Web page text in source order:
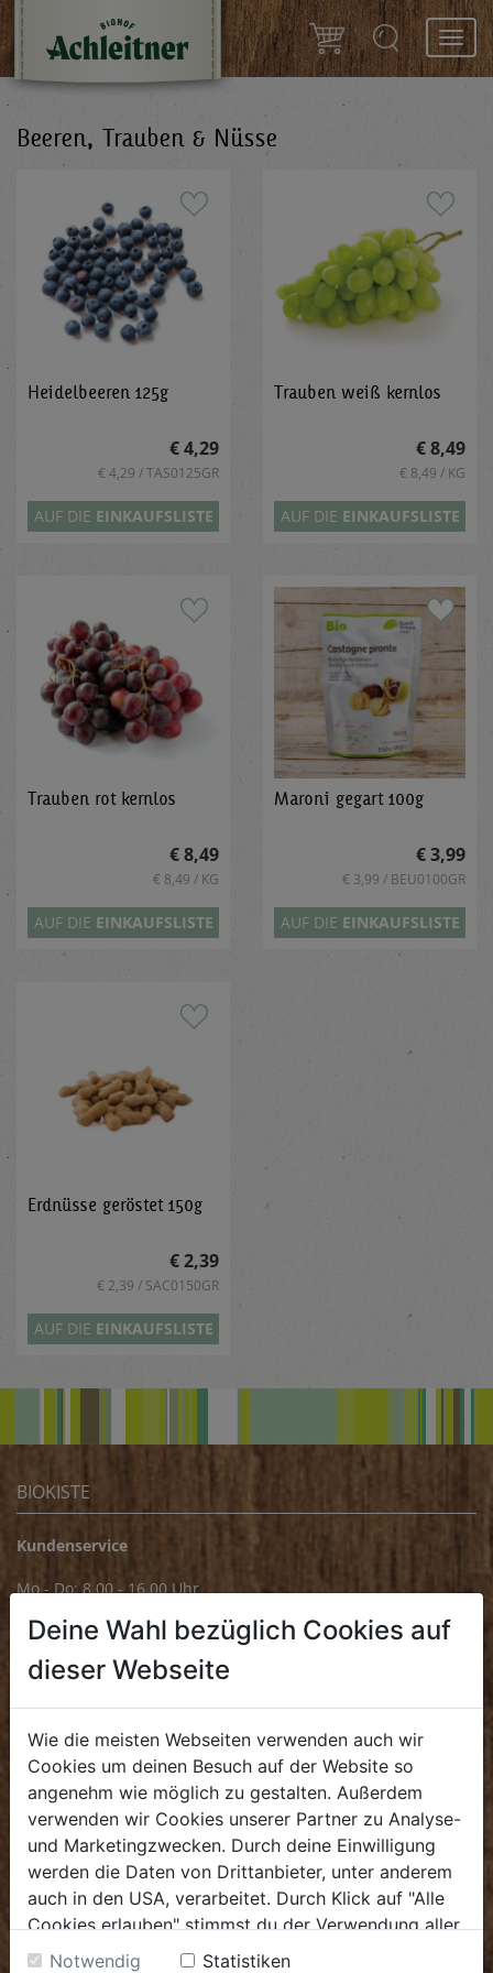
Beeren, Trauben & Nüsse
Heidelbeeren 125g
€ 4,29
€ 4,29 / TAS0125GR
AUF DIE EINKAUFSLISTE
Trauben weiß kernlos
€ 8,49
€ 8,49 / KG
AUF DIE EINKAUFSLISTE
Trauben rot kernlos
€ 8,49
€ 8,49 / KG
AUF DIE EINKAUFSLISTE
Maroni gegart 100g
€ 3,99
€ 3,99 / BEU0100GR
AUF DIE EINKAUFSLISTE
Erdnüsse geröstet 150g
€ 2,39
€ 2,39 / SAC0150GR
AUF DIE EINKAUFSLISTE
BIOKISTE
Kundenservice
Mo - Do: 8.00 - 16.00 Uhr
Fr: 8.00 - 15.00 Uhr
.dieBiokiste@biohof.at
FRISCHMARKT
Öffnungszeiten
Mo - Fr: 8.00 - 18.00 Uhr
Sa: 8.00 - 14.00 Uhr
Bürozeiten
Deine Wahl bezüglich Cookies auf
dieser Webseite
Wie die meisten Webseiten verwenden auch wir
Cookies um deinen Besuch auf der Website so
angenehm wie möglich zu gestalten. Außerdem
verwenden wir Cookies unserer Partner zu Analyse-
und Marketingzwecken. Durch deine Einwilligung
werden die Daten von Drittanbieter, unter anderem
auch in den USA, verarbeitet. Durch Klick auf "Alle
Cookies erlauben" stimmst du der Verwendung aller
Cookies zu. Unter "Details anzeigen" findest du alle
Notwendig
Statistiken